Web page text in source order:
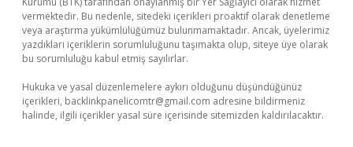
vermektedir. Bu nedenle, sitedeki içerikleri proaktif olarak denetleme
veya araştırma yükümlülüğümüz bulunmamaktadır. Ancak, üyelerimiz
yazdıkları içeriklerin sorumluluğunu taşımakta olup, siteye üye olarak
bu sorumluluğu kabul etmiş sayılırlar.
Hukuka ve yasal düzenlemelere aykırı olduğunu düşündüğünüz
içerikleri, backlinkpanelicomtr@gmail.com adresine bildirmeniz
halinde, ilgili içerikler yasal süre içerisinde sitemizden kaldırılacaktır.